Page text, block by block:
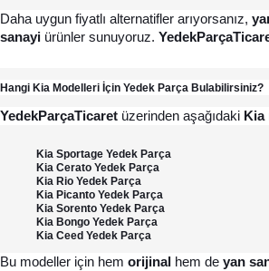
Daha uygun fiyatlı alternatifler arıyorsanız,
sanayi ürünler sunuyoruz.
Hangi Kia Modelleri İçin Yedek Parça Bulabilirsiniz?
YedekParçaTicaret üzerinden aşağıdaki Kia
Kia Sportage Yedek Parça
Kia Cerato Yedek Parça
Kia Rio Yedek Parça
Kia Picanto Yedek Parça
Kia Sorento Yedek Parça
Kia Bongo Yedek Parça
Kia Ceed Yedek Parça
Bu modeller için hem orijinal hem de yan